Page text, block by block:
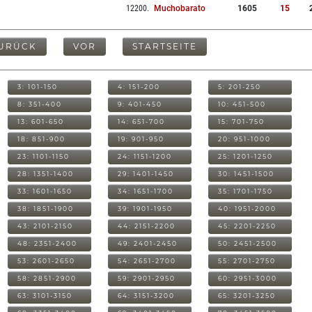
12200. Muchobarato 1605 15
VOR STARTSEITE
3: 101-150 4: 151-200 5: 201-250
8: 351-400 9: 401-450 10: 451-500
13: 601-650 14: 651-700 15: 701-750
18: 851-900 19: 901-950 20: 951-1000
23: 1101-1150 24: 1151-1200 25: 1201-1250
28: 1351-1400 29: 1401-1450 30: 1451-1500
33: 1601-1650 34: 1651-1700 35: 1701-1750
38: 1851-1900 39: 1901-1950 40: 1951-2000
43: 2101-2150 44: 2151-2200 45: 2201-2250
48: 2351-2400 49: 2401-2450 50: 2451-2500
53: 2601-2650 54: 2651-2700 55: 2701-2750
58: 2851-2900 59: 2901-2950 60: 2951-3000
63: 3101-3150 64: 3151-3200 65: 3201-3250